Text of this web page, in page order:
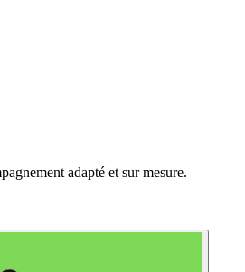
adapté et sur mesure.